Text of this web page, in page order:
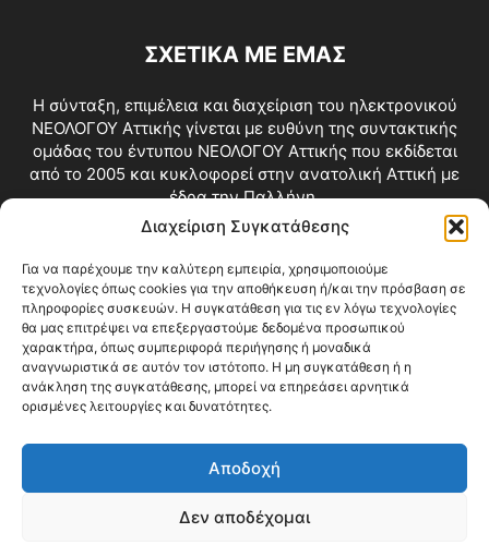
Διαχείριση Συγκατάθεσης
Για να παρέχουμε την καλύτερη εμπειρία, χρησιμοποιούμε
τεχνολογίες όπως cookies για την αποθήκευση ή/και την πρόσβαση σε
πληροφορίες συσκευών. Η συγκατάθεση για τις εν λόγω τεχνολογίες
θα μας επιτρέψει να επεξεργαστούμε δεδομένα προσωπικού
χαρακτήρα, όπως συμπεριφορά περιήγησης ή μοναδικά
αναγνωριστικά σε αυτόν τον ιστότοπο. Η μη συγκατάθεση ή η
ανάκληση της συγκατάθεσης, μπορεί να επηρεάσει αρνητικά
ορισμένες λειτουργίες και δυνατότητες.
Αποδοχή
Δεν αποδέχομαι
ΣΧΕΤΙΚΑ ΜΕ ΕΜΑΣ
Η σύνταξη, επιμέλεια και διαχείριση του ηλεκτρονικού
ΝΕΟΛΟΓΟΥ Αττικής γίνεται με ευθύνη της συντακτικής
ομάδας του έντυπου ΝΕΟΛΟΓΟΥ Αττικής που εκδίδεται
από το 2005 και κυκλοφορεί στην ανατολική Αττική με
έδρα την Παλλήνη.
Επικοινωνία:info@neologosattikis.gr
ΑΚΟΛΟΥΘΗΣΕ ΜΑΣ
Videos Όροι Χρήσης